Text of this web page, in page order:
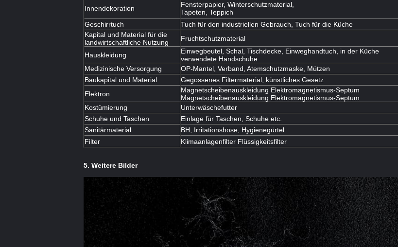
Innendekoration
Fensterpapier, Winterschutzmaterial,
Tapeten, Teppich
Geschirrtuch
Tuch für den industriellen Gebrauch, Tuch für die Küche
Kapital und Material für die
landwirtschaftliche Nutzung
Fruchtschutzmaterial
Hauskleidung
Einwegbeutel, Schal, Tischdecke, Einweghandtuch, in der Küche
verwendete Handschuhe
Medizinische Versorgung
OP-Mantel, Verband, Atemschutzmaske, Mützen
Baukapital und Material
Gegossenes Filtermaterial, künstliches Gesetz
Elektron
Magnetscheibenauskleidung Elektromagnetismus-Septum
Magnetscheibenauskleidung Elektromagnetismus-Septum
Kostümierung
Unterwäschefutter
Schuhe und Taschen
Einlage für Taschen, Schuhe etc.
Sanitärmaterial
BH, Irritationshose, Hygienegürtel
Filter
Klimaanlagenfilter Flüssigkeitsfilter
5. Weitere Bilder